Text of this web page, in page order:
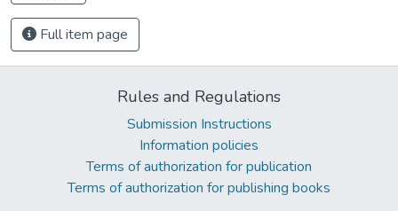
Full item page
Rules and Regulations
Submission Instructions
Information policies
Terms of authorization for publication
Terms of authorization for publishing books